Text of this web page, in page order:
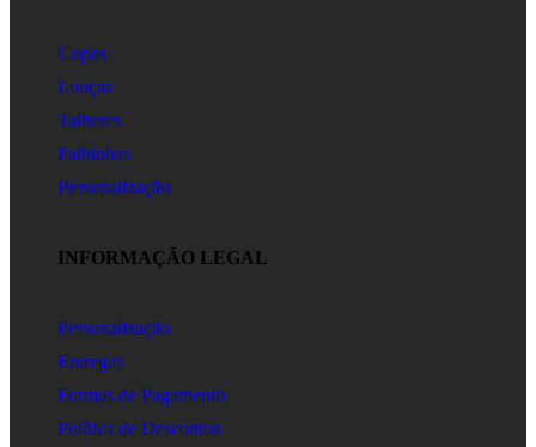
Copos
Louças
Talheres
Palhinhas
Personalização
INFORMAÇÃO LEGAL
Personalização
Entregas
Formas de Pagamento
Política de Descontos